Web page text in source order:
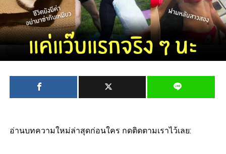
อ่านบทความใหม่ล่าสุดก่อนใคร กดติดตามเราไว้เลย: